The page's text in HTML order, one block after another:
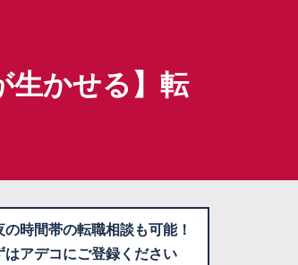
生かせる】転
の時間帯の転職相談も可能！
はアデコにご登録ください